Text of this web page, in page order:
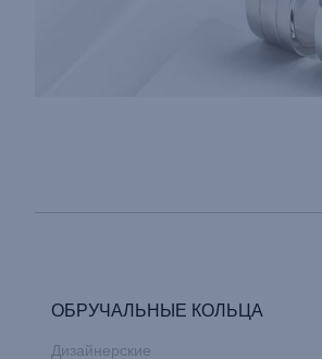
ОБРУЧАЛЬНЫЕ КОЛЬЦА
Дизайнерские